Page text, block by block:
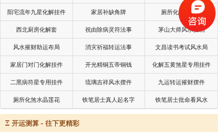
身三合（申、辰），缓解子卯刑。
阳宅流年九星化解挂件 家居补缺角牌 厕所化秽气煞套
西北厨房化解套 祝由除病灵符法事 茅山大师风水挂画
风水摧财助运布局 消灾祈福转运法事 文昌读书考试风水局
家居门对门化解挂件 开光精铜五帝铜钱 化解五黄煞星专用挂件
二黑病符星专用挂件 琉璃吉祥风水摆件 九运转运摧财摆件
厕所化煞水晶莲花 铁笔居士真人起名字 铁笔居士批命看风水
Ξ 开运测算 - 往下更精彩